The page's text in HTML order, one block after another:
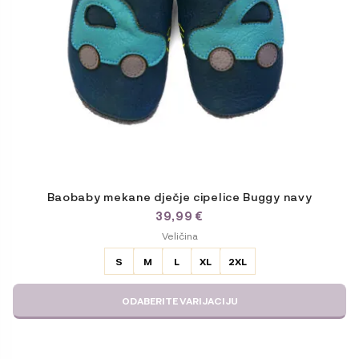
Baobaby mekane dječje cipelice Buggy navy
39,99€
Veličina
S
M L XL 2XL
ODABERITE VARIJACIJU